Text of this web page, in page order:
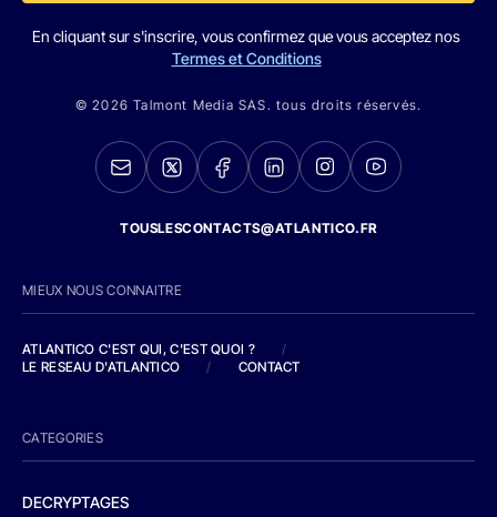
En cliquant sur s'inscrire, vous confirmez que vous acceptez nos
Termes et Conditions
© 2026 Talmont Media SAS. tous droits réservés.
TOUSLESCONTACTS@ATLANTICO.FR
MIEUX NOUS CONNAITRE
ATLANTICO C'EST QUI, C'EST QUOI ?
/
LE RESEAU D'ATLANTICO
/ CONTACT
CATEGORIES
DECRYPTAGES